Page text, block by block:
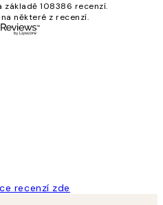
základě 108386 recenzí.
některé z recenzí.
recenzí zde